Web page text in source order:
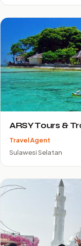
ARSY Tours &
Travel Agent
Sulawesi Selatan